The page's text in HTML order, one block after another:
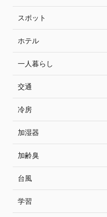
スポット
ホテル
一人暮らし
交通
冷房
加湿器
加齢臭
台風
学習